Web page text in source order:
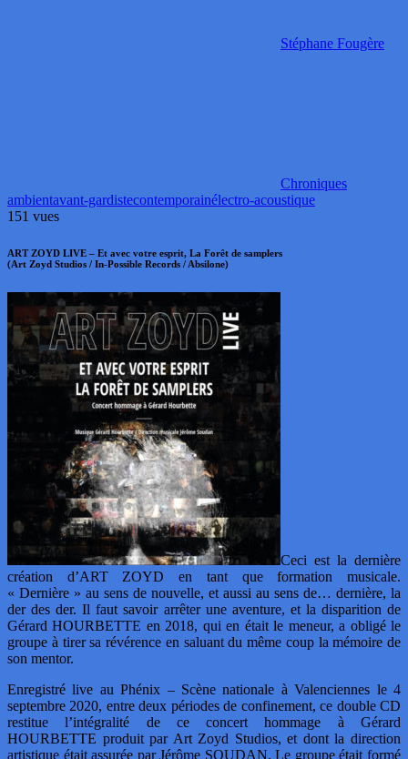
Stéphane Fougère
Chroniques
ambientavant-gardistecontemporainélectro-acoustique
151 vues
ART ZOYD LIVE – Et avec votre esprit, La Forêt de samplers
(Art Zoyd Studios / In-Possible Records / Absilone)
Ceci est la dernière
création d’ART ZOYD en tant que formation musicale.
« Dernière » au sens de nouvelle, et aussi au sens de… dernière, la
der des der. Il faut savoir arrêter une aventure, et la disparition de
Gérard HOURBETTE en 2018, qui en était le meneur, a obligé le
groupe à tirer sa révérence en saluant du même coup la mémoire de
son mentor.
Enregistré live au Phénix – Scène nationale à Valenciennes le 4
septembre 2020, entre deux périodes de confinement, ce double CD
restitue l’intégralité de ce concert hommage à Gérard
HOURBETTE produit par Art Zoyd Studios, et dont la direction
artistique était assurée par Jérôme SOUDAN. Le groupe était formé